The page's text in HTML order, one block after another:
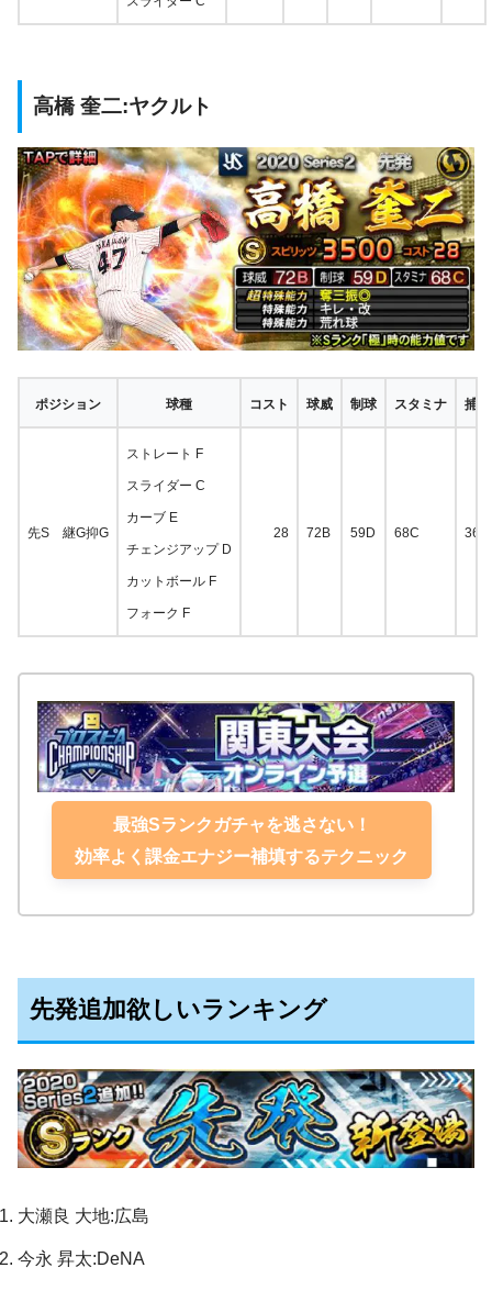
高橋 奎二:ヤクルト
ポジション 球種 コスト 球威 制球 スタミナ 捕球
先S 継G抑G
ストレート F
スライダー C
カーブ E
チェンジアップ D
カットボール F
フォーク F
28 72B 59D 68C 36F
最強Sランクガチャを逃さない！
効率よく課金エナジー補填するテクニック
先発追加欲しいランキング
大瀬良 大地:広島
今永 昇太:DeNA